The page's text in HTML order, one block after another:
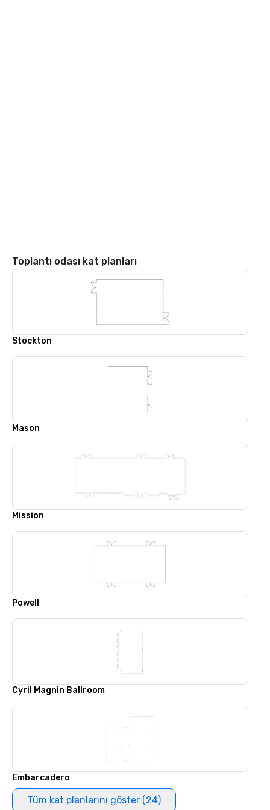
Toplantı odası kat planları
Stockton
Mason
Mission
Powell
Cyril Magnin Ballroom
Embarcadero
Tüm kat planlarını göster (24)